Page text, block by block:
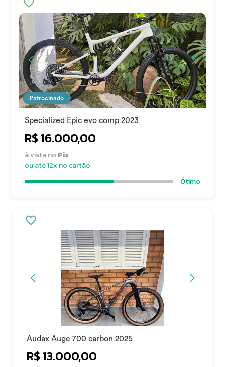
Patrocinado
Specialized Epic evo comp 2023
R$ 16.000,00
à vista no Pix
ou até 12x no cartão
Ótimo
Audax Auge 700 carbon 2025
R$ 13.000,00